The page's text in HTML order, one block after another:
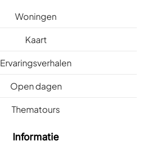
Woningen
Kaart
Ervaringsverhalen
Open dagen
Thematours
Informatie